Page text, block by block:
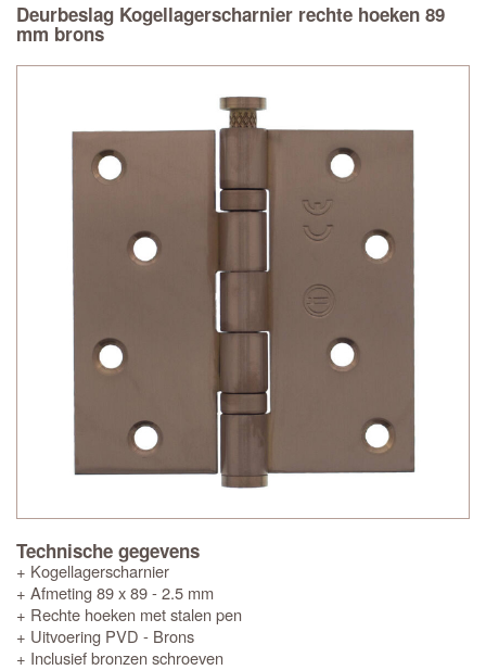
Deurbeslag Kogellagerscharnier rechte hoeken 89
mm brons
Technische gegevens
+ Kogellagerscharnier
+ Afmeting 89 x 89 - 2.5 mm
+ Rechte hoeken met stalen pen
+ Uitvoering PVD - Brons
+ Inclusief bronzen schroeven